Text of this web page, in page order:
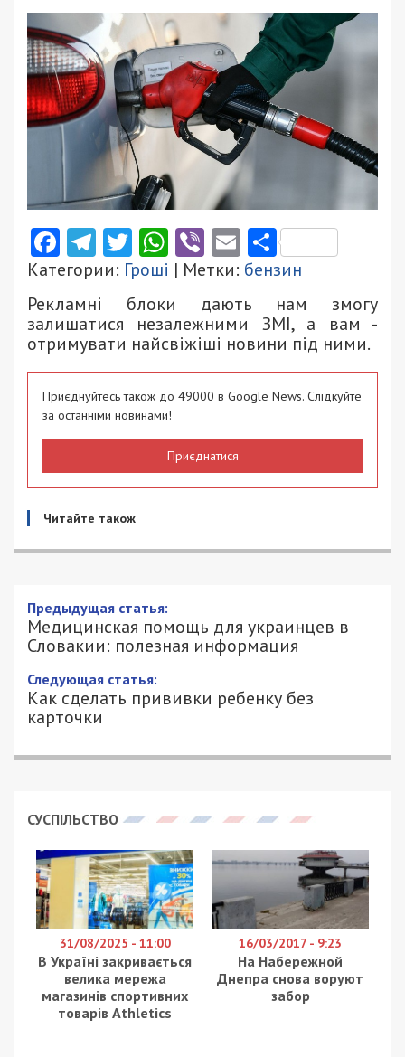
Facebook
Telegram
Twitter
WhatsApp
ViberEmail
Категории: Гроші | Метки: бензин
Рекламні блоки дають нам змогу
залишатися незалежними ЗМІ, а вам -
отримувати найсвіжіші новини під ними.
Приєднуйтесь також до 49000 в Google News. Слідкуйте
за останніми новинами!
Приєднатися
Читайте також
Предыдущая статья:
Медицинская помощь для украинцев в
Словакии: полезная информация
Следующая статья:
Как сделать прививки ребенку без
карточки
СУСПІЛЬСТВО
31/08/2025 - 11:00
В Україні закривається
велика мережа
магазинів спортивних
товарів Athletics
16/03/2017 - 9:23
На Набережной
Днепра снова воруют
забор